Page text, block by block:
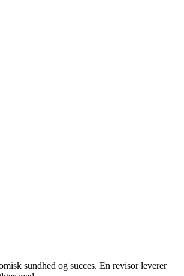
sundhed og succes. En revisor leverer